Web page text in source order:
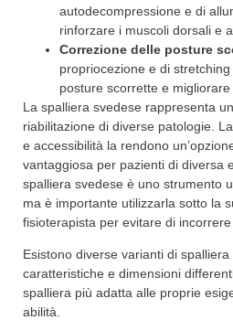
autodecompressione e di
rinforzare i muscoli dorsali e
Correzione delle posture
propriocezione e di
posture scorrette e migliorare
La spalliera svedese rappresenta
riabilitazione di diverse patologie.
e accessibilità la rendono
vantaggiosa per pazienti di diversa
spalliera svedese è uno strumento
ma è importante utilizzarla sotto la
fisioterapista per evitare di
Esistono diverse varianti di
caratteristiche e dimensioni
spalliera più adatta alle proprie
abilità.